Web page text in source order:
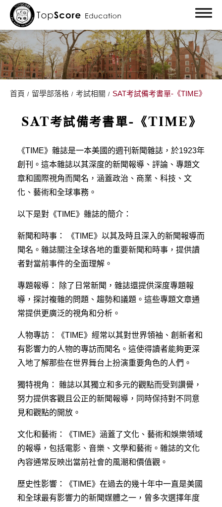
首頁 留學部落格 考試相關 SAT考試備考書單-《TIME》
SAT考試備考書單-《TIME》
《TIME》雜誌是一本美國的週刊新聞雜誌，於1923年
創刊。這本雜誌以其深度的新聞報導、評論、專題文
章和國際視角而聞名，涵蓋政治、商業、科技、文
化、藝術和全球事務。
以下是對《TIME》雜誌的簡介：
新聞和時事： 《TIME》以其及時且深入的新聞報導而
聞名。雜誌關注全球各地的重要新聞和時事，提供讀
者對當前事件的全面理解。
專題報導： 除了日常新聞，雜誌還提供深度專題報
導，探討複雜的問題、趨勢和議題。這些專題文章通
常提供更廣泛的視角和分析。
人物專訪：《TIME》經常以其對世界領袖、創新者和
有影響力的人物的專訪而聞名。這使得讀者能夠更深
入地了解那些在世界舞台上扮演重要角色的人們。
獨特視角： 雜誌以其獨立和多元的觀點而受到讚譽，
努力提供客觀且公正的新聞報導，同時保持對不同意
見和觀點的開放。
文化和藝術：《TIME》涵蓋了文化、藝術和娛樂領域
的報導，包括電影、音樂、文學和藝術。雜誌的文化
內容通常反映出當前社會的風潮和價值觀。
歷史性影響：《TIME》在過去的幾十年中一直是美國
和全球最有影響力的新聞媒體之一，曾多次選擇年度
留學服務
留學部落格
學校相關
考試相關
網站資源
留學最新消息
教學成果
聯絡我們